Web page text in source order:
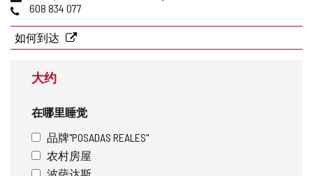
址
子
件
地
电
608 834 077
如何到达
大约
在哪里睡觉
品牌"POSADAS REALES"
农村房屋
波萨达斯